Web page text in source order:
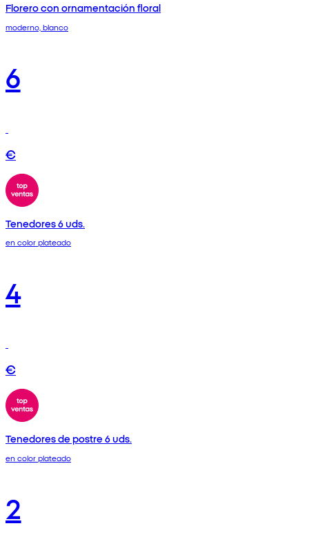
Florero con ornamentación floral
moderno, blanco
6
€
Tenedores 6 uds.
en color plateado
4
€
Tenedores de postre 6 uds.
en color plateado
2